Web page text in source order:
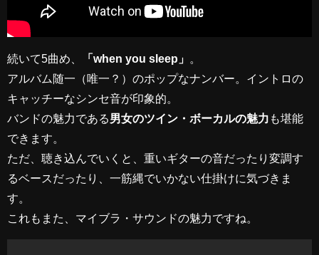
続いて5曲め、 「when you sleep」
。
アルバム随一（唯一？）のポップなナンバー。イントロの
キャッチーなシンセ音が印象的。
バンドの魅力である男女のツイン・ボーカルの魅力 も堪能
できます。
ただ、聴き込んでいくと、重いギターの音だったり変調す
るベースだったり、一筋縄でいかない仕掛けに気づきま
す。
これもまた、マイブラ・サウンドの魅力ですね。